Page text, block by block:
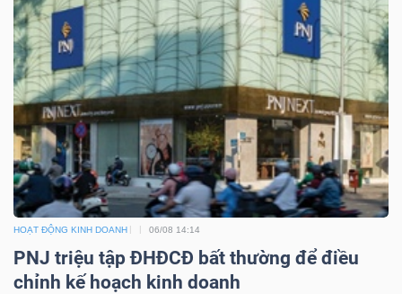
HOẠT ĐỘNG KINH DOANH 06/08 14:14
PNJ triệu tập ĐHĐCĐ bất thường để điều
chỉnh kế hoạch kinh doanh
Sách
tài
chính
Công
cụ
đầu
tư